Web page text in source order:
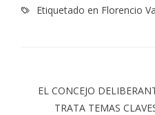
Etiquetado en Florencio
EL CONCEJO
TRATA TEMAS